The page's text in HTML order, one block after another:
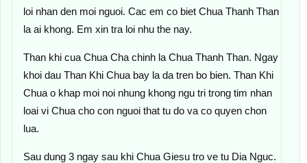
loi nhan den moi nguoi. Cac em co biet Chua Thanh Than
la ai khong. Em xin tra loi nhu the nay.
Than khi cua Chua Cha chinh la Chua Thanh Than. Ngay
khoi dau Than Khi Chua bay la da tren bo bien. Than Khi
Chua o khap moi noi nhung khong ngu tri trong tim nhan
loai vi Chua cho con nguoi that tu do va co quyen chon
lua.
Sau dung 3 ngay sau khi Chua Giesu tro ve tu Dia Nguc.